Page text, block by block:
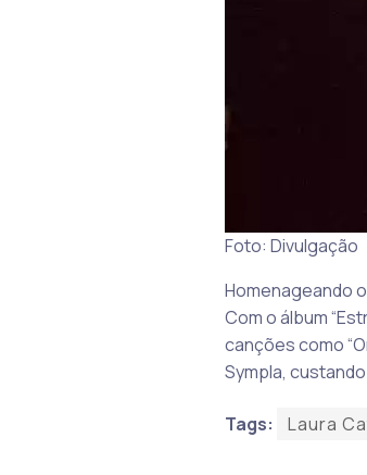
Foto: Divulgação
Homenageando
Com o álbum
canções como
Sympla,
Tags: Laura